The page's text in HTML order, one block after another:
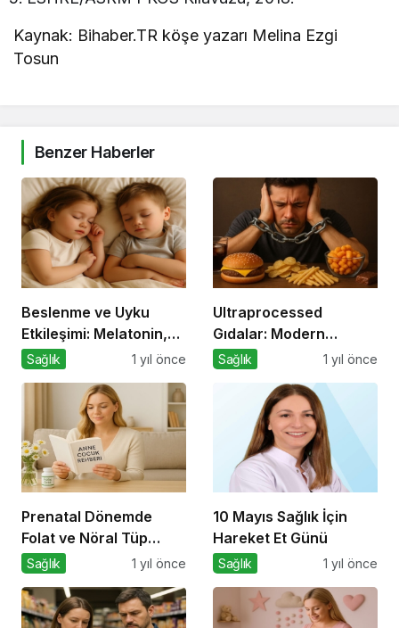
Kaynak: Bihaber.TR köşe yazarı Melina Ezgi
Tosun
Benzer Haberler
Beslenme ve Uyku
Etkileşimi: Melatonin,
Triptofan ve Çocuk
Sağlık 1 yıl önce
Ultraprocessed
Gıdalar: Modern
Tabağın Gizli
Sağlık 1 yıl önce
Prenatal Dönemde
Folat ve Nöral Tüp
Defekti İlişkisi
Sağlık 1 yıl önce
10 Mayıs Sağlık İçin
Hareket Et Günü
Sağlık 1 yıl önce